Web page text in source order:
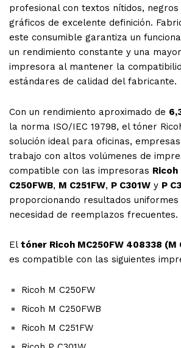
profesional con textos nítidos, negros
gráficos de excelente definición.
este consumible garantiza un
un rendimiento constante y una
impresora al mantener la
estándares de calidad del fabricante.
Con un rendimiento aproximado de
la norma ISO/IEC 19798, el tóner
solución ideal para oficinas,
trabajo con altos volúmenes de
compatible con las impresoras Ricoh
C250FWB, M C251FW, P C301W y P
proporcionando resultados uniformes
necesidad de reemplazos frecuentes.
El tóner Ricoh MC250FW 408338 (M
es compatible con las siguientes
Ricoh M C250FW
Ricoh M C250FWB
Ricoh M C251FW